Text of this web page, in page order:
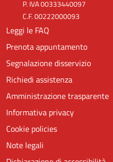
P. IVA 00333440097
C.F. 00222000093
Leggi le FAQ
Prenota appuntamento
Segnalazione disservizio
Richiedi assistenza
Amministrazione trasparente
Informativa privacy
Cookie policies
Note legali